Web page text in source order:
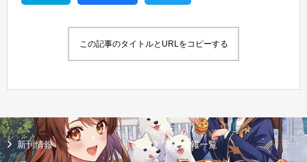
この記事のタイトルとURLをコピーする
新刊情報 書籍情報一覧